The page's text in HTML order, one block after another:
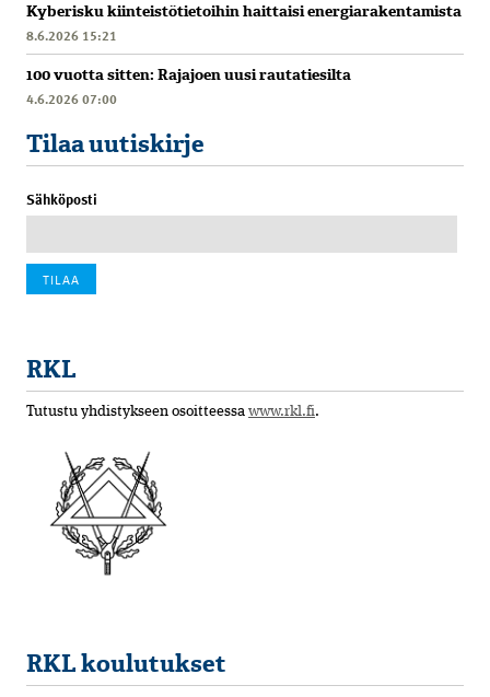
Kyberisku kiinteistötietoihin haittaisi energiarakentamista
8.6.2026 15:21
100 vuotta sitten: Rajajoen uusi rautatiesilta
4.6.2026 07:00
Tilaa uutiskirje
Sähköposti
RKL
Tutustu yhdistykseen osoitteessa www.rkl.fi.
RKL koulutukset